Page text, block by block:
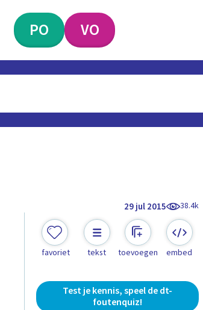
PO VO
29 jul 2015 38.4k
favoriet tekst toevoegen embed
Test je kennis, speel de dt-
foutenquiz!